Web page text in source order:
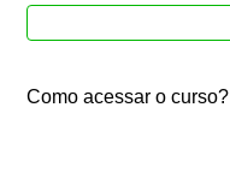
Como acessar o curso?